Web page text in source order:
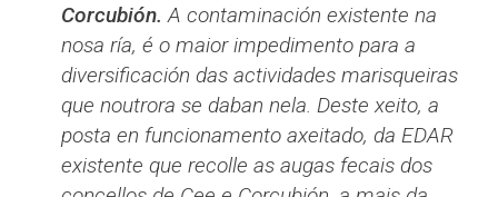
Corcubión. A contaminación existente na
nosa ría, é o maior impedimento para a
diversificación das actividades marisqueiras
que noutrora se daban nela. Deste xeito, a
posta en funcionamento axeitado, da EDAR
existente que recolle as augas fecais dos